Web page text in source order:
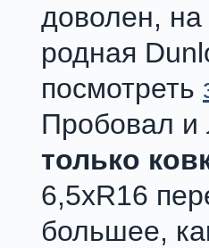
доволен,
родная
посмотреть
Пробовал и
только
6,5хR16
большее,